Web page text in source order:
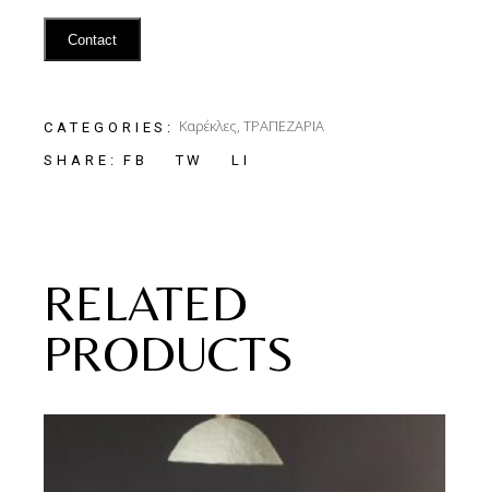
Contact
CATEGORIES: Καρέκλες,ΤΡΑΠΕΖΑΡΙΑ
SHARE: FB TW LI
RELATED
PRODUCTS